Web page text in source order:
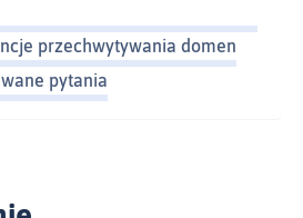
przechwytywania domen
pytania